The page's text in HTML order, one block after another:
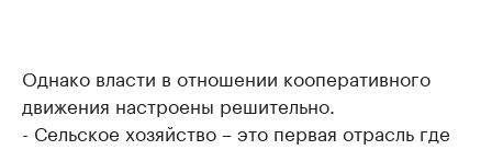
Однако власти в отношении кооперативного
движения настроены решительно.
- Сельское хозяйство – это первая отрасль где